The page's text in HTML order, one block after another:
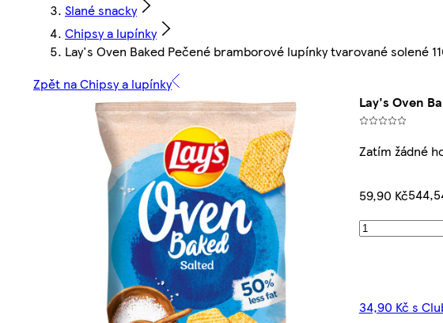
Slané snacky
Chipsy a lupínky
Lay's Oven Baked Pečené bramborové lupínky tvarované solené
Zpět na Chipsy a lupínky
Lay's Oven
Zatím žádné
59,90 Kč
34,90 Kč s